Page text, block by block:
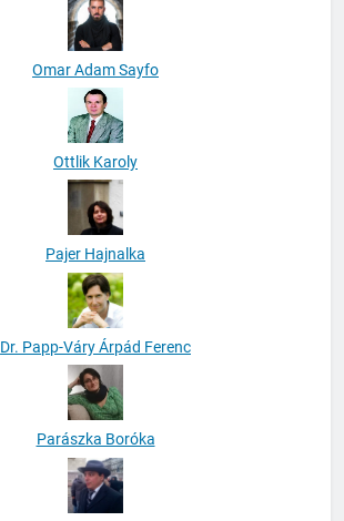
Omar Adam Sayfo
Ottlik Karoly
Pajer Hajnalka
Dr. Papp-Váry Árpád Ferenc
Parászka Boróka